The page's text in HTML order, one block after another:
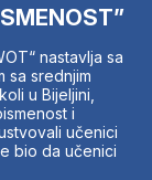
nastavlja sa
sa srednjim
u Bijeljini,
i
učenici
bio da učenici